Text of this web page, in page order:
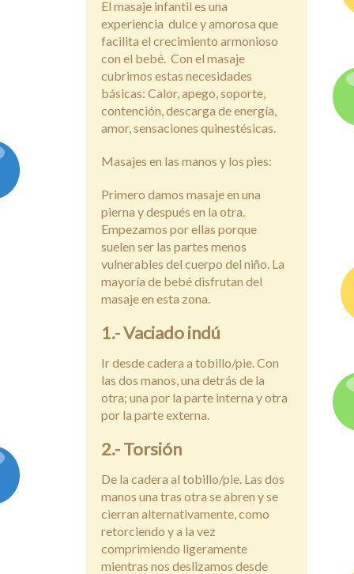
El masaje infantil es una
experiencia dulce y amorosa que
facilita el crecimiento armonioso
con el bebé. Con el masaje
cubrimos estas necesidades
básicas: Calor, apego, soporte,
contención, descarga de energía,
amor, sensaciones quinestésicas.
Masajes en las manos y los pies:
Primero damos masaje en una
pierna y después en la otra.
Empezamos por ellas porque
suelen ser las partes menos
vulnerables del cuerpo del niño. La
mayoría de bebé disfrutan del
masaje en esta zona.
1.- Vaciado indú
Ir desde cadera a tobillo/pie. Con
las dos manos, una detrás de la
otra; una por la parte interna y otra
por la parte externa.
2.- Torsión
De la cadera al tobillo/pie. Las dos
manos una tras otra se abren y se
cierran alternativamente, como
retorciendo y a la vez
comprimiendo ligeramente
mientras nos deslizamos desde